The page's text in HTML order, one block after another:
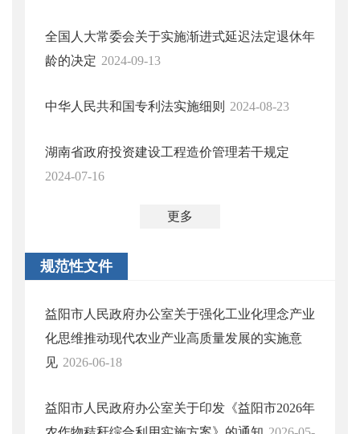
全国人大常委会关于实施渐进式延迟法定退休年
龄的决定 2024-09-13
中华人民共和国专利法实施细则 2024-08-23
湖南省政府投资建设工程造价管理若干规定
2024-07-16
更多
规范性文件
益阳市人民政府办公室关于强化工业化理念产业
化思维推动现代农业产业高质量发展的实施意
见 2026-06-18
益阳市人民政府办公室关于印发《益阳市2026年